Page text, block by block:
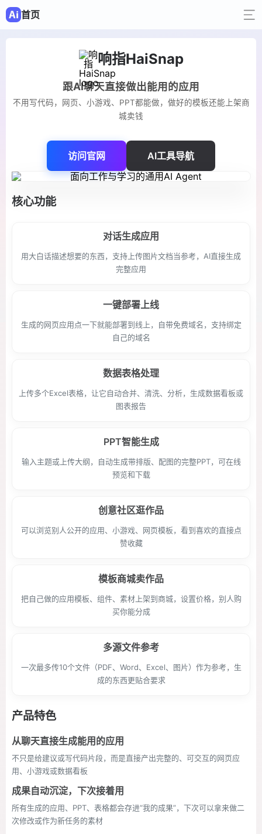
首页
响指HaiSnap
跟AI聊天直接做出能用的应用
不用写代码，网页、小游戏、PPT都能做，做好的模板还能上架商
城卖钱
访问官网 AI工具导航
核心功能
对话生成应用
用大白话描述想要的东西，支持上传图片文档当参考，AI直接生成
完整应用
一键部署上线
生成的网页应用点一下就能部署到线上，自带免费域名，支持绑定
自己的域名
数据表格处理
上传多个Excel表格，让它自动合并、清洗、分析，生成数据看板或
图表报告
PPT智能生成
输入主题或上传大纲，自动生成带排版、配图的完整PPT，可在线
预览和下载
创意社区逛作品
可以浏览别人公开的应用、小游戏、网页模板，看到喜欢的直接点
赞收藏
模板商城卖作品
把自己做的应用模板、组件、素材上架到商城，设置价格，别人购
买你能分成
多源文件参考
一次最多传10个文件（PDF、Word、Excel、图片）作为参考，生
成的东西更贴合要求
产品特色
从聊天直接生成能用的应用
不只是给建议或写代码片段，而是直接产出完整的、可交互的网页应
用、小游戏或数据看板
成果自动沉淀，下次接着用
所有生成的应用、PPT、表格都会存进“我的成果”，下次可以拿来做二
次修改或作为新任务的素材